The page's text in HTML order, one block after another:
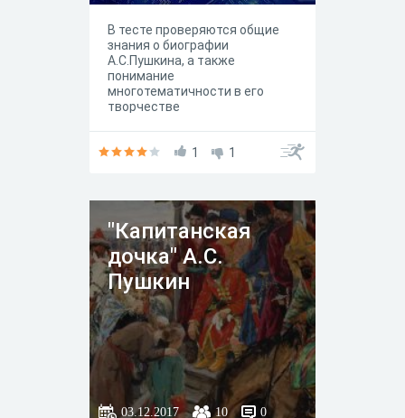
В тесте проверяются общие
знания о биографии
А.С.Пушкина, а также
понимание
многотематичности в его
творчестве
1 1
"Капитанская
дочка" А.С.
Пушкин
03.12.2017 10 0